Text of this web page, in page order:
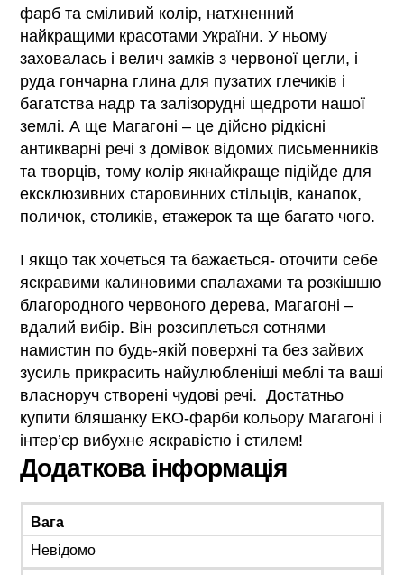
фарб та сміливий колір, натхненний
найкращими красотами України. У ньому
заховалась і велич замків з червоної цегли, і
руда гончарна глина для пузатих глечиків і
багатства надр та залізорудні щедроти нашої
землі. А ще Магагоні – це дійсно рідкісні
антикварні речі з домівок відомих письменників
та творців, тому колір якнайкраще підійде для
ексклюзивних старовинних стільців, канапок,
поличок, столиків, етажерок та ще багато чого.
І якщо так хочеться та бажається- оточити себе
яскравими калиновими спалахами та розкішшю
благородного червоного дерева, Магагоні –
вдалий вибір. Він розсиплеться сотнями
намистин по будь-якій поверхні та без зайвих
зусиль прикрасить найулюбленіші меблі та ваші
власноруч створені чудові речі. Достатньо
купити бляшанку ЕКО-фарби кольору Магагоні і
інтер’єр вибухне яскравістю і стилем!
Додаткова інформація
Вага
Невідомо